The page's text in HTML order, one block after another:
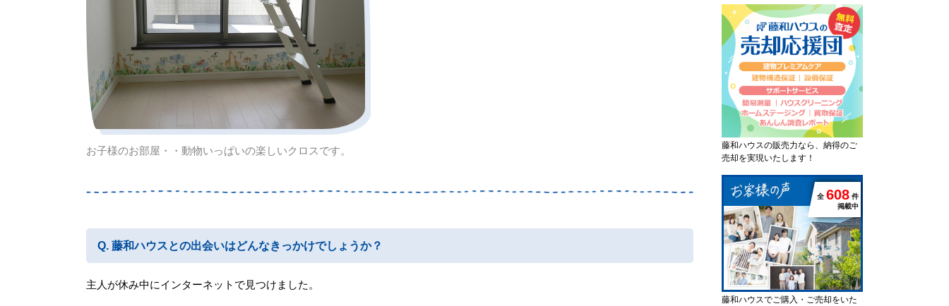
お子様のお部屋・・動物いっぱいの楽しいクロスです。
藤和ハウスとの出会いはどんなきっかけでしょうか？
主人が休み中にインターネットで見つけました。
藤和ハウスの販売力なら、納得のご
売却を実現いたします！
全 608 件
掲載中
藤和ハウスでご購入・ご売却をいた